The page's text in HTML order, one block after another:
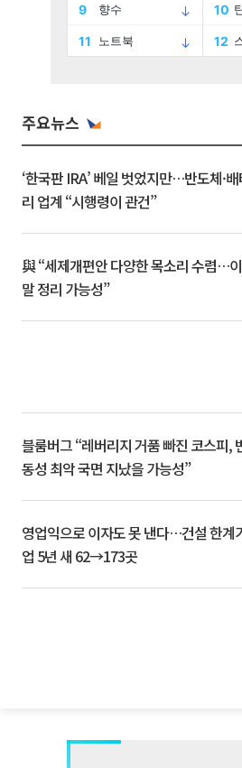
주요뉴스
‘한국판 IRA’ 베일 벗었지만…반도체·배
리 업계 “시행령이 관건”
與 “세제개편안 다양한 목소리 수렴…
말 정리 가능성”
블룸버그 “레버리지 거품 빠진 코스피,
동성 최악 국면 지났을 가능성”
영업익으로 이자도 못 낸다…건설 한계
업 5년 새 62→173곳